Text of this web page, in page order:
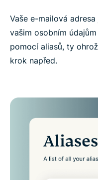
Vaše e-mailová
vašim osobním
pomocí aliasů, ty
krok napřed.